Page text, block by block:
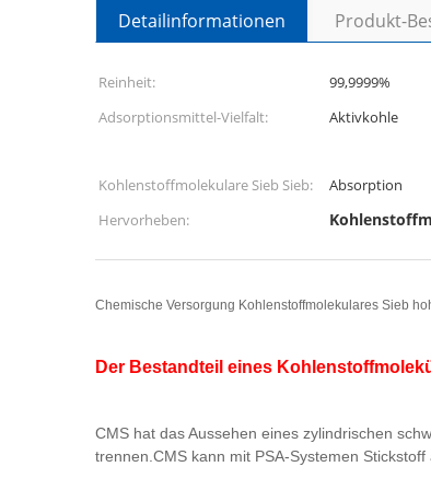
Detailinformationen Produkt-
Reinheit: 99,9999%
Adsorptionsmittel-Vielfalt:
Aktivkohle
Kohlenstoffmolekulare Sieb Sieb: Absorption
Hervorheben:
Chemische Versorgung Kohlenstoffmolekulares Sieb
Der Bestandteil eines
CMS hat das Aussehen eines zylindrischen
trennen.CMS kann mit PSA-Systemen